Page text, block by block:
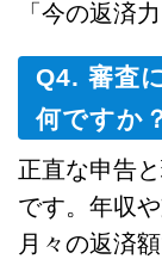
「今の返済
Q4. 審査
何ですか
正直な申告
です。年収
月々の返済